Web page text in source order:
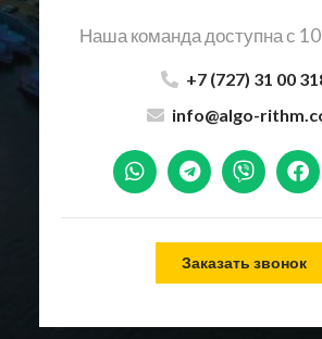
Наша команда доступна с
+7 (727) 31 00
info@algo-
Заказать звонок